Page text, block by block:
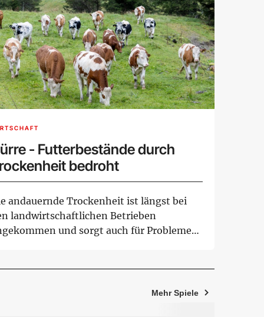
- Futterbestände durch
bedroht
andauernde Trockenheit ist längst bei
landwirtschaftlichen Betrieben
und sorgt auch für Probleme
Mehr Spiele